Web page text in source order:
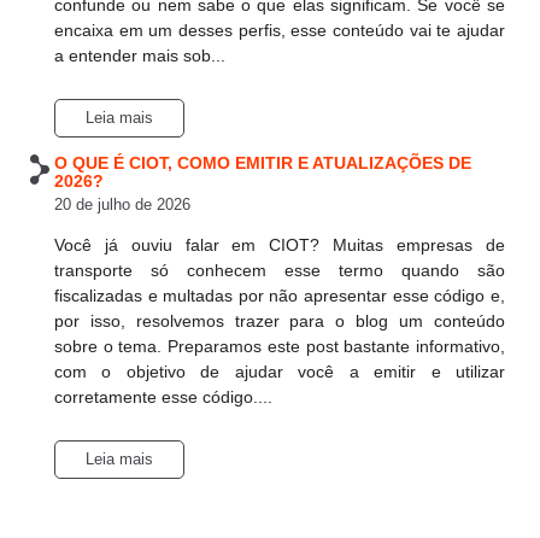
confunde ou nem sabe o que elas significam. Se você se
encaixa em um desses perfis, esse conteúdo vai te ajudar
a entender mais sob...
Leia mais
O QUE É CIOT, COMO EMITIR E ATUALIZAÇÕES DE
2026?
20 de julho de 2026
Você já ouviu falar em CIOT? Muitas empresas de
transporte só conhecem esse termo quando são
fiscalizadas e multadas por não apresentar esse código e,
por isso, resolvemos trazer para o blog um conteúdo
sobre o tema. Preparamos este post bastante informativo,
com o objetivo de ajudar você a emitir e utilizar
corretamente esse código....
Leia mais